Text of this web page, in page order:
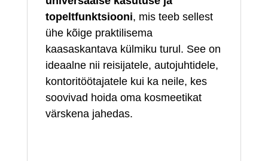
topeltfunktsiooni, mis teeb sellest
ühe kõige praktilisema
kaasaskantava külmiku turul. See on
ideaalne nii reisijatele, autojuhtidele,
kontoritöötajatele kui ka neile, kes
soovivad hoida oma kosmeetikat
värskena jahedas.